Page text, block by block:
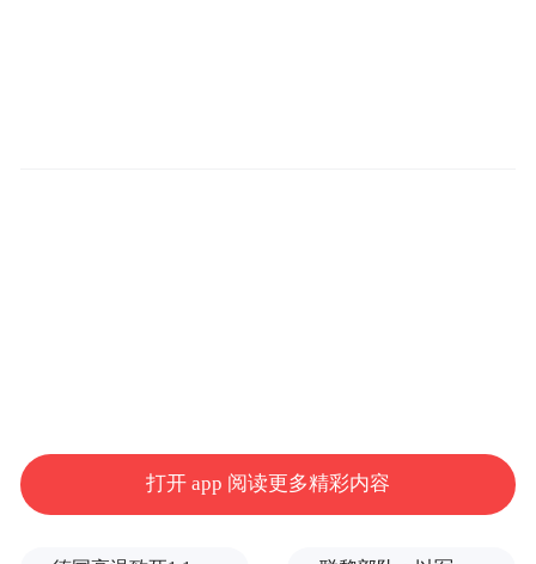
对此，郭明錤在X上表示，从另一个角度
打开 app 阅读更多精彩内容